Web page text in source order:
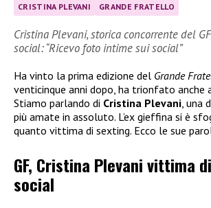
CRISTINA PLEVANI GRANDE FRATELLO
Cristina Plevani, storica concorrente del
social: “Ricevo foto intime sui social”
Ha vinto la prima edizione del Grande
venticinque anni dopo, ha trionfato anche
Stiamo parlando di Cristina Plevani , una
più amate in assoluto. L’ex gieffina si è
quanto vittima di sexting. Ecco le sue
GF, Cristina Plevani vittima
social